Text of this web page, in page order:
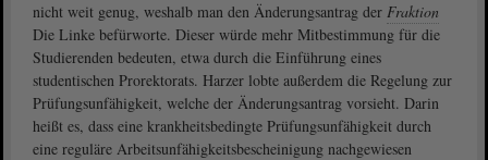
nicht weit genug, weshalb man den Änderungsantrag der Fraktion
Die Linke befürworte. Dieser würde mehr Mitbestimmung für die
Studierenden bedeuten, etwa durch die Einführung eines
studentischen Prorektorats. Harzer lobte außerdem die Regelung zur
Prüfungsunfähigkeit, welche der Änderungsantrag vorsieht. Darin
heißt es, dass eine krankheitsbedingte Prüfungsunfähigkeit durch
eine reguläre Arbeitsunfähigkeitsbescheinigung nachgewiesen